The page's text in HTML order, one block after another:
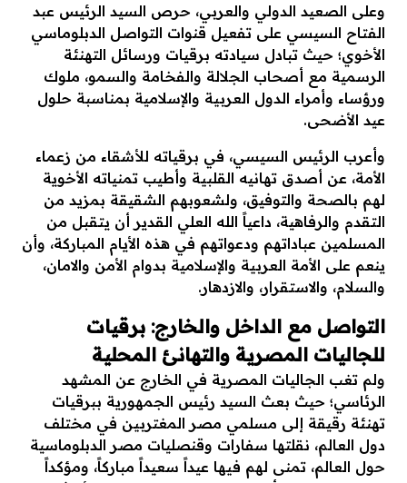
​وعلى الصعيد الدولي والعربي، حرص السيد الرئيس عبد
الفتاح السيسي على تفعيل قنوات التواصل الدبلوماسي
الأخوي؛ حيث تبادل سيادته برقيات ورسائل التهنئة
الرسمية مع أصحاب الجلالة والفخامة والسمو، ملوك
ورؤساء وأمراء الدول العربية والإسلامية بمناسبة حلول
عيد الأضحى.
​وأعرب الرئيس السيسي، في برقياته للأشقاء من زعماء
الأمة، عن أصدق تهانيه القلبية وأطيب تمنياته الأخوية
لهم بالصحة والتوفيق، ولشعوبهم الشقيقة بمزيد من
التقدم والرفاهية، داعياً الله العلي القدير أن يتقبل من
المسلمين عباداتهم ودعواتهم في هذه الأيام المباركة، وأن
ينعم على الأمة العربية والإسلامية بدوام الأمن والامان،
والسلام، والاستقرار، والازدهار.
​التواصل مع الداخل والخارج: برقيات
للجاليات المصرية والتهانئ المحلية
​ولم تغب الجاليات المصرية في الخارج عن المشهد
الرئاسي؛ حيث بعث السيد رئيس الجمهورية ببرقيات
تهنئة رقيقة إلى مسلمي مصر المغتربين في مختلف
دول العالم، نقلتها سفارات وقنصليات مصر الدبلوماسية
حول العالم، تمنى لهم فيها عيداً سعيداً مباركاً، ومؤكداً